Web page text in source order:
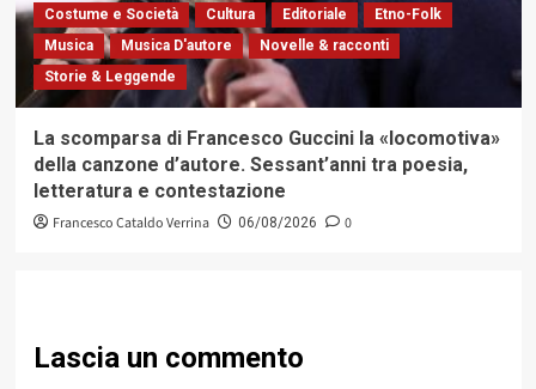
Costume e Società Cultura Editoriale
Etno-Folk
Musica
Musica D'autore
Novelle & racconti
Storie & Leggende
La scomparsa di Francesco Guccini la «locomotiva»
della canzone d’autore. Sessant’anni tra poesia,
letteratura e contestazione
Francesco Cataldo Verrina 06/08/2026 0
Lascia un commento